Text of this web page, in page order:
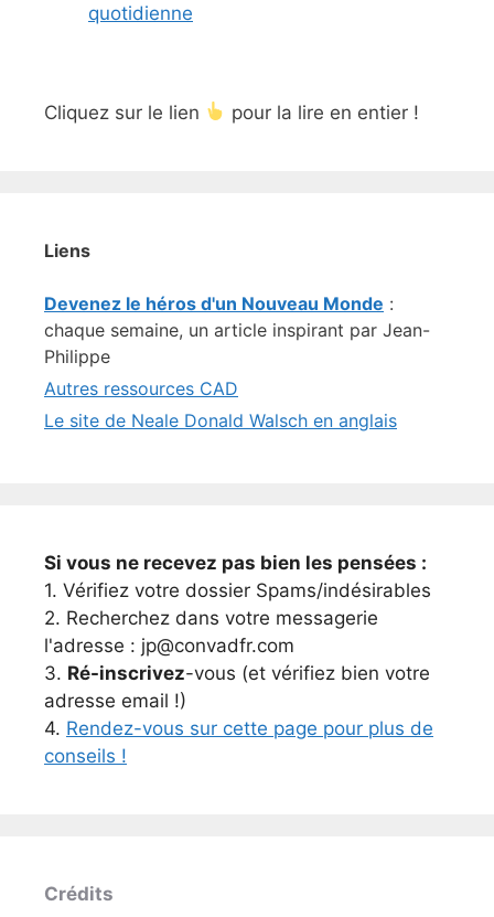
quotidienne
Cliquez sur le lien pour la lire en entier !
Liens
Devenez le héros d'un Nouveau Monde :
chaque semaine, un article inspirant par Jean-
Philippe
Autres ressources CAD
Le site de Neale Donald Walsch en anglais
Si vous ne recevez pas bien les pensées :
1. Vérifiez votre dossier Spams/indésirables
2. Recherchez dans votre messagerie
l'adresse : jp@convadfr.com
3. Ré-inscrivez-vous (et vérifiez bien votre
adresse email !)
4. Rendez-vous sur cette page pour plus de
conseils !
Crédits